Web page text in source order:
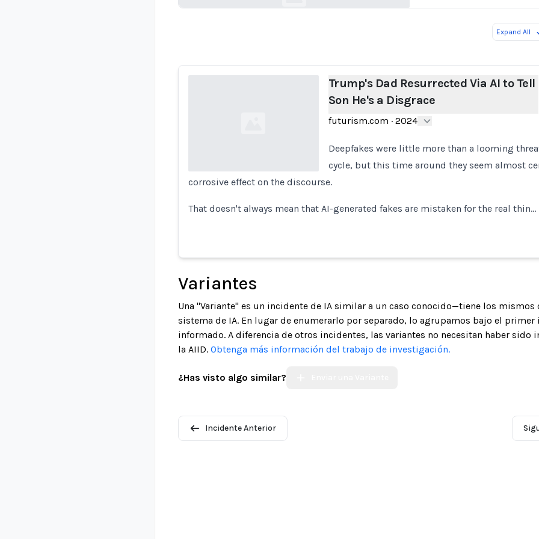
Expand All
Trump's Dad Resurrected Via AI to Tell
Son He's a Disgrace
futurism.com · 2024
Deepfakes were little more than a looming
cycle, but this time around they seem almost
corrosive effect on the discourse.
That doesn't always mean that AI-generated fakes are mistaken for the real thin…
Variantes
Una "Variante" es un incidente de IA similar a un caso conocido—tiene los mismos
sistema de IA. En lugar de enumerarlo por separado, lo agrupamos bajo el primer
informado. A diferencia de otros incidentes, las variantes no necesitan haber sido
la AIID. Obtenga más información del trabajo de investigación.
¿Has visto algo similar?
Incidente Anterior